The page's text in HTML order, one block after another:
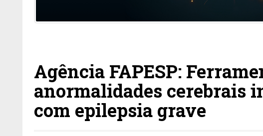
Agência FAPESP:
anormalidades cerebrais
com epilepsia grave